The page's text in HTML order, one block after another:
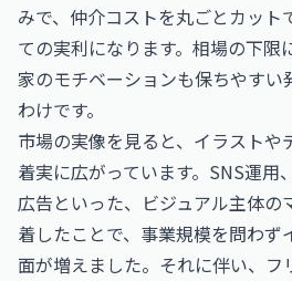
みで、仲介コストを丸ごとカット
ての実利になります。相場の下限
家のモチベーションも保ちやすい
わけです。
市場の実像を見ると、イラストや
着実に広がっています。SNS運用
広告といった、ビジュアル主体の
着したことで、事業規模を問わず
面が増えました。それに伴い、